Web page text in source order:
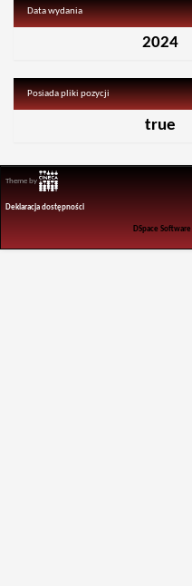
Data wydania
2024
Posiada pliki pozycji
true
Theme by
Deklaracja dostępności
DSpace Software